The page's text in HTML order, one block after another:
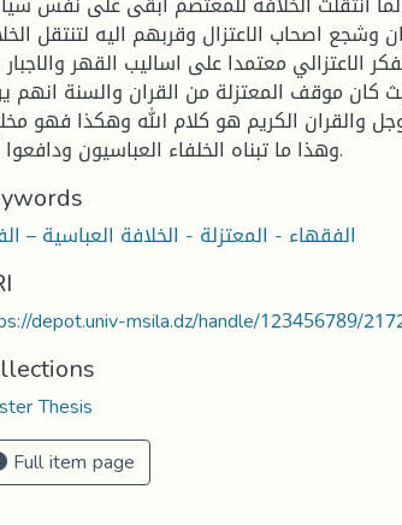
وشجع اصحاب الاعتزال وقربهم اليه لتنتقل
الاعتزالي معتمدا على اساليب القهر
كان موقف المعتزلة من القران والسنة انهم
والقران الكريم هو كلام الله وهكذا فهو
وهذا ما تبناه الخلفاء العباسيون ودافعوا عنه.
الفقهاء - المعتزلة - الخلافة العباسية –
depot.univ-msila.dz/handle/123456789/
Thesis
Full item page